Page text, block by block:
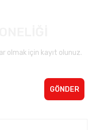
olmak için kayıt olunuz.
GÖNDER